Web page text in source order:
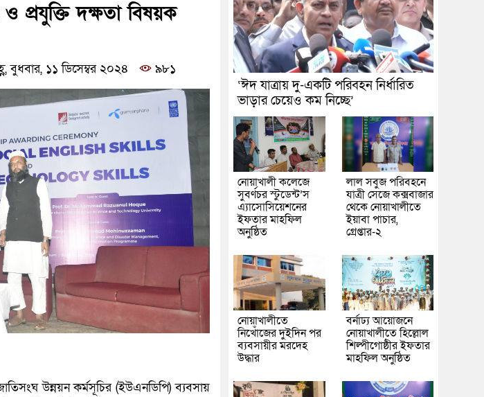
প্রযুক্তি দক্ষতা বিষয়ক
১১ ডিসেম্বর ২০২৪ ৯৮১
জাতিসংঘ উন্নয়ন কর্মসূচির (ইউএনডিপি) ব্যবসায়
‘ঈদ যাত্রায় দু-একটি পরিবহন নির্ধারিত
ভাড়ার চেয়েও কম নিচ্ছে’
নোয়াখালী কলেজে
সুবর্ণচর স্টুডেন্ট’স
এ্যাসোসিয়েশনের
ইফতার মাহফিল
অনুষ্ঠিত
লাল সবুজ পরিবহনে
যাত্রী সেজে কক্সবাজার
থেকে নোয়াখালীতে
ইয়াবা পাচার,
গ্রেপ্তার-২
নোয়াখালীতে
নিখোঁজের দুইদিন পর
ব্যবসায়ীর মরদেহ
উদ্ধার
বর্নাঢ্য আয়োজনে
নোয়াখালীতে হিল্লোল
শিল্পীগোষ্ঠীর ইফতার
মাহফিল অনুষ্ঠিত